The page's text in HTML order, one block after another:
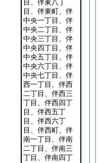
目、伴東八丁
目、伴東町、伴
中央一丁目、伴
中央二丁目、伴
中央三丁目、伴
中央四丁目、伴
中央五丁目、伴
中央六丁目、伴
中央七丁目、伴
西一丁目、伴西
二丁目、伴西三
丁目、伴西四丁
目、伴西五丁
目、伴西六丁
目、伴西町、伴
南一丁目、伴南
二丁目、伴南三
丁目、伴南四丁